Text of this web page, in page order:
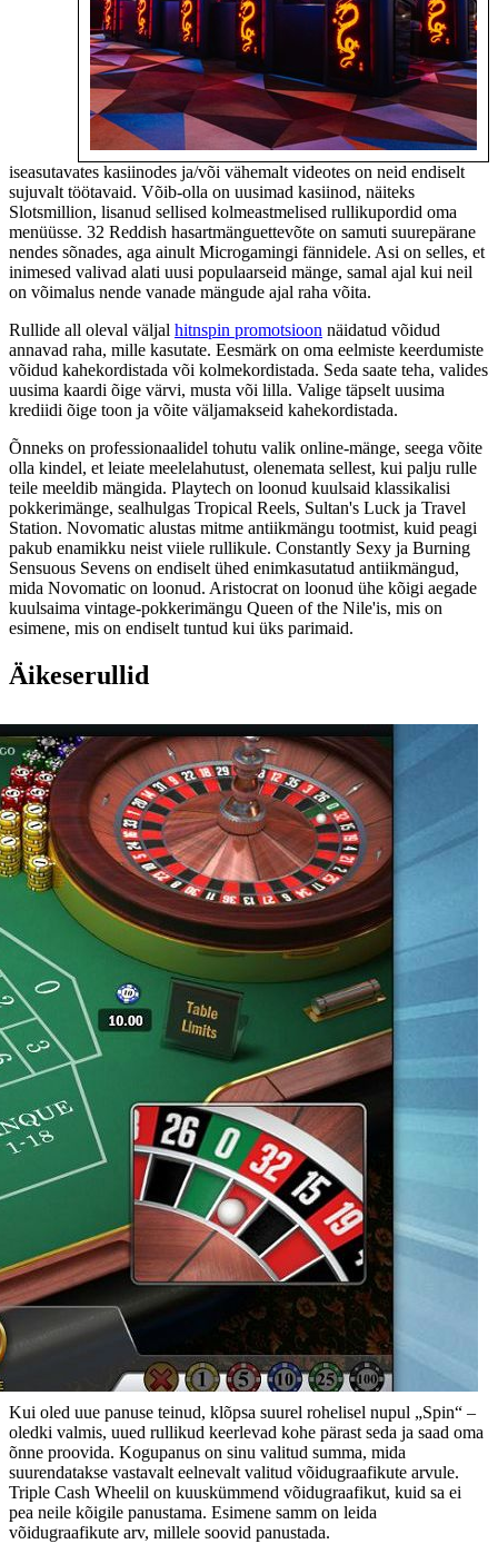
iseasutavates kasiinodes ja/või vähemalt videotes on neid endiselt
sujuvalt töötavaid. Võib-olla on uusimad kasiinod, näiteks
Slotsmillion, lisanud sellised kolmeastmelised rullikupordid oma
menüüsse. 32 Reddish hasartmänguettevõte on samuti suurepärane
nendes sõnades, aga ainult Microgamingi fännidele. Asi on selles, et
inimesed valivad alati uusi populaarseid mänge, samal ajal kui neil
on võimalus nende vanade mängude ajal raha võita.
Rullide all oleval väljal hitnspin promotsioon näidatud võidud
annavad raha, mille kasutate. Eesmärk on oma eelmiste keerdumiste
võidud kahekordistada või kolmekordistada. Seda saate teha, valides
uusima kaardi õige värvi, musta või lilla. Valige täpselt uusima
krediidi õige toon ja võite väljamakseid kahekordistada.
Õnneks on professionaalidel tohutu valik online-mänge, seega võite
olla kindel, et leiate meelelahutust, olenemata sellest, kui palju rulle
teile meeldib mängida. Playtech on loonud kuulsaid klassikalisi
pokkerimänge, sealhulgas Tropical Reels, Sultan's Luck ja Travel
Station. Novomatic alustas mitme antiikmängu tootmist, kuid peagi
pakub enamikku neist viiele rullikule. Constantly Sexy ja Burning
Sensuous Sevens on endiselt ühed enimkasutatud antiikmängud,
mida Novomatic on loonud. Aristocrat on loonud ühe kõigi aegade
kuulsaima vintage-pokkerimängu Queen of the Nile'is, mis on
esimene, mis on endiselt tuntud kui üks parimaid.
Äikeserullid
Kui oled uue panuse teinud, klõpsa suurel rohelisel nupul „Spin“ –
oledki valmis, uued rullikud keerlevad kohe pärast seda ja saad oma
õnne proovida. Kogupanus on sinu valitud summa, mida
suurendatakse vastavalt eelnevalt valitud võidugraafikute arvule.
Triple Cash Wheelil on kuuskümmend võidugraafikut, kuid sa ei
pea neile kõigile panustama. Esimene samm on leida
võidugraafikute arv, millele soovid panustada.